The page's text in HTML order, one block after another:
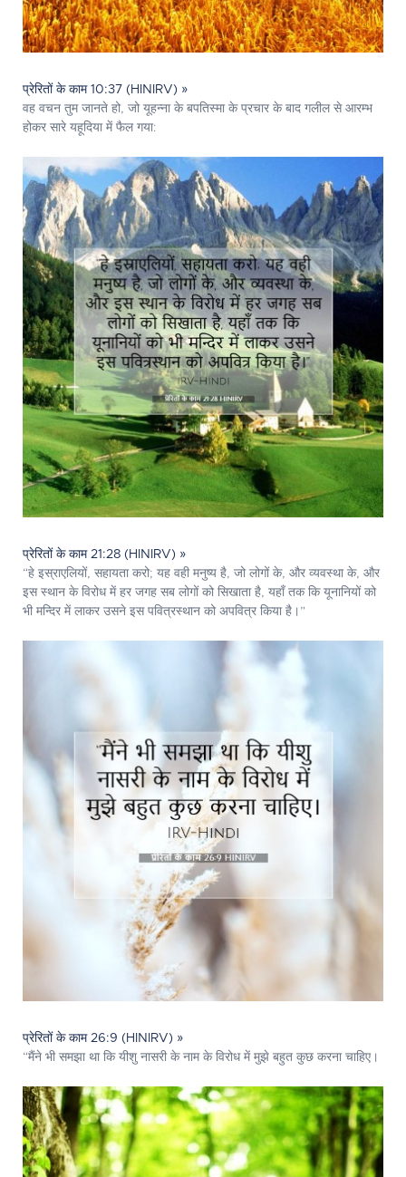
प्रेरितों के काम 10:37 (HINIRV) »
वह वचन तुम जानते हो, जो यूहन्ना के बपतिस्मा के प्रचार के बाद गलील से आरम्भ
होकर सारे यहूदिया में फैल गया:
प्रेरितों के काम 21:28 (HINIRV) »
“हे इस्राएलियों, सहायता करो; यह वही मनुष्य है, जो लोगों के, और व्यवस्था के, और
इस स्थान के विरोध में हर जगह सब लोगों को सिखाता है, यहाँ तक कि यूनानियों को
भी मन्दिर में लाकर उसने इस पवित्रस्‍थान को अपवित्र किया है।”
प्रेरितों के काम 26:9 (HINIRV) »
“मैंने भी समझा था कि यीशु नासरी के नाम के विरोध में मुझे बहुत कुछ करना चाहिए।